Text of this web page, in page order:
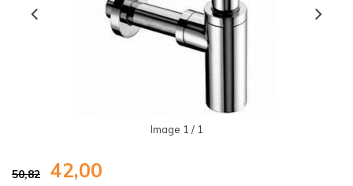
Image 1 / 1
50,82 42,00